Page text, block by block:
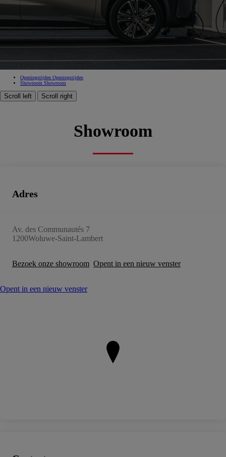
Woluwe
66841a82-9689-437a-94ce-6804c087cbf9
Tweedehandswagens
Openingstijden Openingstijden
Showroom Showroom
Scroll left Scroll right
Showroom
Adres
Av. des Communautés 7
1200Woluwe-Saint-Lambert
Bezoek onze showroom Opent in een nieuw venster
Opent in een nieuw venster